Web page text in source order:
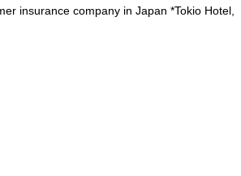
insurance company in Japan *Tokio Hotel,